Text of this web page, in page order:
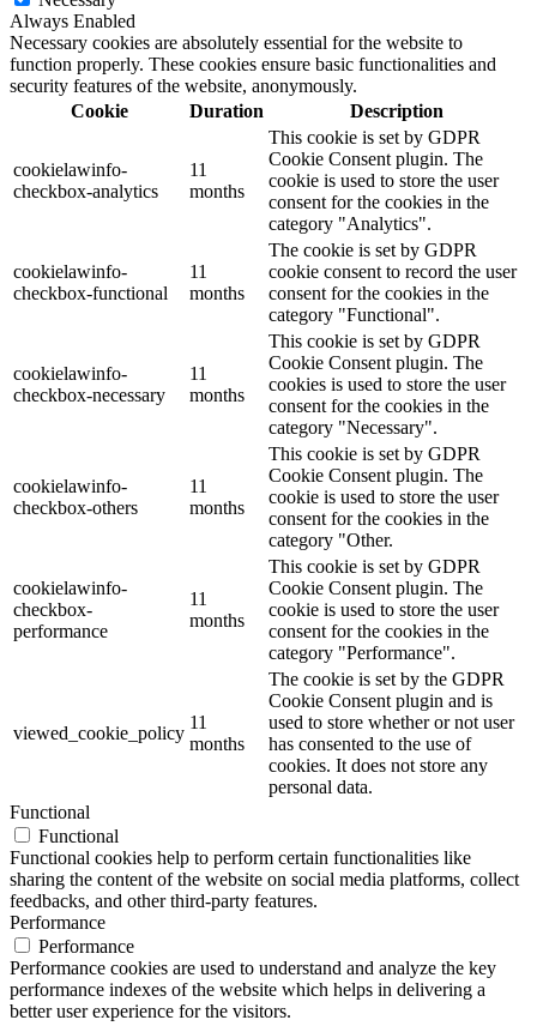
Always Enabled
Necessary cookies are absolutely essential for the website to
function properly. These cookies ensure basic functionalities and
security features of the website, anonymously.
Cookie
Duration Description
cookielawinfo-
checkbox-analytics
11
months
This cookie is set by GDPR
Cookie Consent plugin. The
cookie is used to store the user
consent for the cookies in the
category "Analytics".
cookielawinfo-
checkbox-functional
11
months
The cookie is set by GDPR
cookie consent to record the user
consent for the cookies in the
category "Functional".
cookielawinfo-
checkbox-necessary
11
months
This cookie is set by GDPR
Cookie Consent plugin. The
cookies is used to store the user
consent for the cookies in the
category "Necessary".
cookielawinfo-
checkbox-others
11
months
This cookie is set by GDPR
Cookie Consent plugin. The
cookie is used to store the user
consent for the cookies in the
category "Other.
cookielawinfo-
checkbox-
performance
11
months
This cookie is set by GDPR
Cookie Consent plugin. The
cookie is used to store the user
consent for the cookies in the
category "Performance".
viewed_cookie_policy
11
months
The cookie is set by the GDPR
Cookie Consent plugin and is
used to store whether or not user
has consented to the use of
cookies. It does not store any
personal data.
Functional
Functional
Functional cookies help to perform certain functionalities like
sharing the content of the website on social media platforms, collect
feedbacks, and other third-party features.
Performance
Performance
Performance cookies are used to understand and analyze the key
performance indexes of the website which helps in delivering a
better user experience for the visitors.